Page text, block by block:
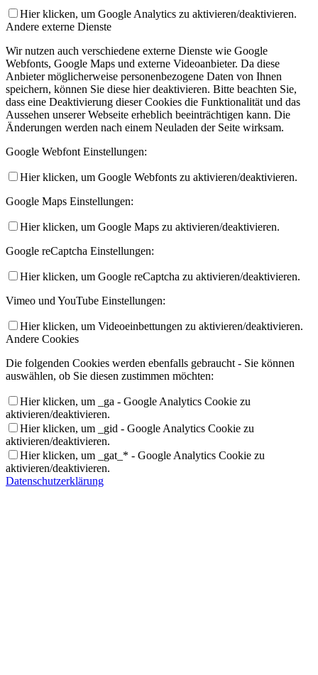
Hier klicken, um Google Analytics zu aktivieren/deaktivieren.
Andere externe Dienste
Wir nutzen auch verschiedene externe Dienste wie Google
Webfonts, Google Maps und externe Videoanbieter. Da diese
Anbieter möglicherweise personenbezogene Daten von Ihnen
speichern, können Sie diese hier deaktivieren. Bitte beachten Sie,
dass eine Deaktivierung dieser Cookies die Funktionalität und das
Aussehen unserer Webseite erheblich beeinträchtigen kann. Die
Änderungen werden nach einem Neuladen der Seite wirksam.
Google Webfont Einstellungen:
Hier klicken, um Google Webfonts zu aktivieren/deaktivieren.
Google Maps Einstellungen:
Hier klicken, um Google Maps zu aktivieren/deaktivieren.
Google reCaptcha Einstellungen:
Hier klicken, um Google reCaptcha zu aktivieren/deaktivieren.
Vimeo und YouTube Einstellungen:
Hier klicken, um Videoeinbettungen zu aktivieren/deaktivieren.
Andere Cookies
Die folgenden Cookies werden ebenfalls gebraucht - Sie können
auswählen, ob Sie diesen zustimmen möchten:
Hier klicken, um _ga - Google Analytics Cookie zu
aktivieren/deaktivieren.
Hier klicken, um _gid - Google Analytics Cookie zu
aktivieren/deaktivieren.
Hier klicken, um _gat_* - Google Analytics Cookie zu
aktivieren/deaktivieren.
Datenschutzerklärung